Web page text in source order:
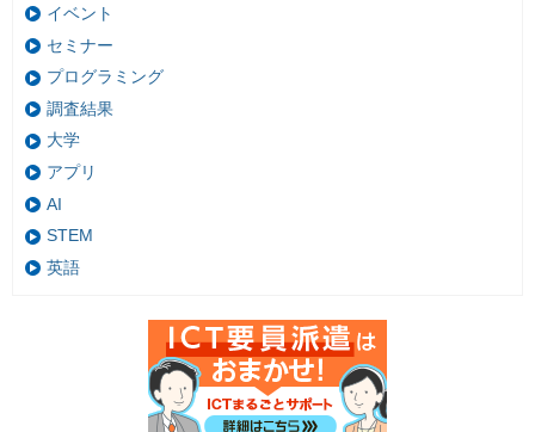
イベント
セミナー
プログラミング
調査結果
大学
アプリ
AI
STEM
英語